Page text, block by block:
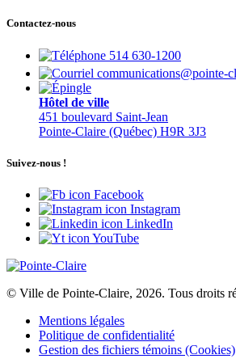
Contactez-nous
514 630-1200
communications@pointe-
Hôtel de ville
451 boulevard Saint-Jean
Pointe-Claire (Québec) H9R 3J3
Suivez-nous !
Facebook
Instagram
LinkedIn
YouTube
© Ville de Pointe-Claire, 2026. Tous droits
Mentions légales
Politique de confidentialité
Gestion des fichiers témoins (Cookies)